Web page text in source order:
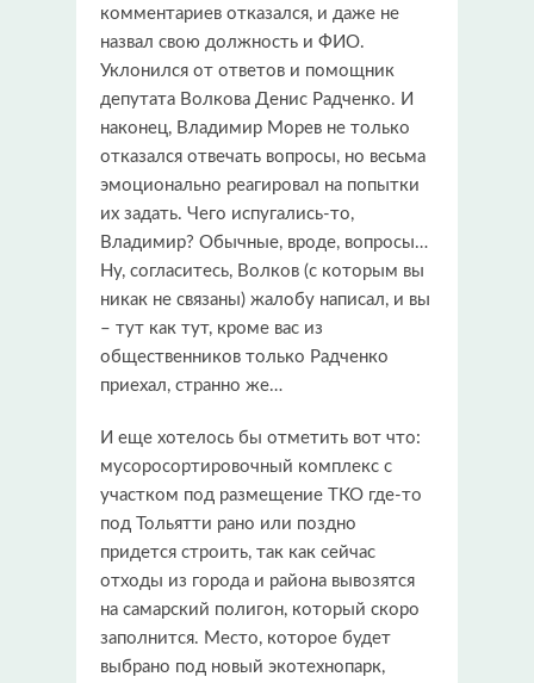
комментариев отказался, и даже не
назвал свою должность и ФИО.
Уклонился от ответов и помощник
депутата Волкова Денис Радченко. И
наконец, Владимир Морев не только
отказался отвечать вопросы, но весьма
эмоционально реагировал на попытки
их задать. Чего испугались-то,
Владимир? Обычные, вроде, вопросы…
Ну, согласитесь, Волков (с которым вы
никак не связаны) жалобу написал, и вы
– тут как тут, кроме вас из
общественников только Радченко
приехал, странно же…
И еще хотелось бы отметить вот что:
мусоросортировочный комплекс с
участком под размещение ТКО где-то
под Тольятти рано или поздно
придется строить, так как сейчас
отходы из города и района вывозятся
на самарский полигон, который скоро
заполнится. Место, которое будет
выбрано под новый экотехнопарк,